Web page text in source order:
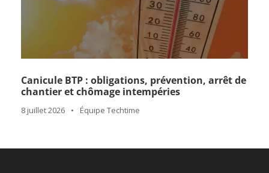
Canicule BTP : obligations, prévention, arrêt de
chantier et chômage intempéries
8 juillet 2026 • Équipe Techtime